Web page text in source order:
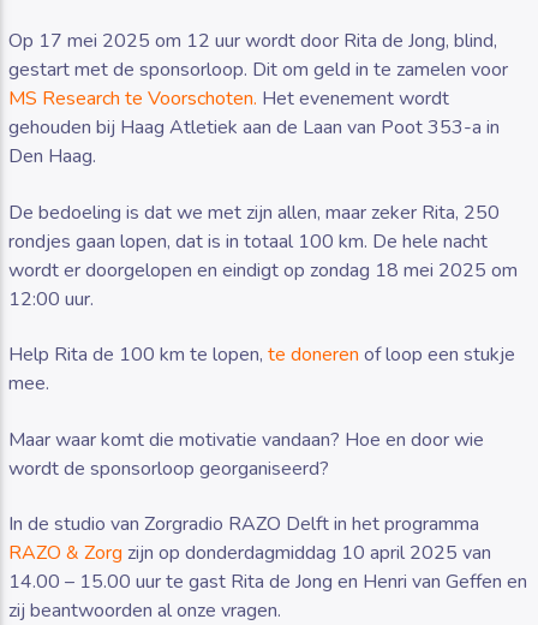
Op 17 mei 2025 om 12 uur wordt door Rita de Jong, blind,
gestart met de sponsorloop. Dit om geld in te zamelen voor
MS Research te Voorschoten. Het evenement wordt
gehouden bij Haag Atletiek aan de Laan van Poot 353-a in
Den Haag.
De bedoeling is dat we met zijn allen, maar zeker Rita, 250
rondjes gaan lopen, dat is in totaal 100 km. De hele nacht
wordt er doorgelopen en eindigt op zondag 18 mei 2025 om
12:00 uur.
Help Rita de 100 km te lopen,te doneren of loop een stukje
mee.
Maar waar komt die motivatie vandaan? Hoe en door wie
wordt de sponsorloop georganiseerd?
In de studio van Zorgradio RAZO Delft in het programma
RAZO & Zorg zijn op donderdagmiddag 10 april 2025 van
14.00 – 15.00 uur te gast Rita de Jong en Henri van Geffen en
zij beantwoorden al onze vragen.